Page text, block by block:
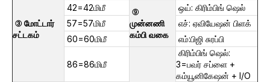
③ மோட்டார்
சட்டகம்
42=42மிமீ
⑨
முன்னணி
கம்பி வகை
ஒய்: கிரிம்பிங் ஷெல்
57=57மிமீ
எச்: ஏவியேஷன் பிளக்
60=60மிமீ
எம்:பிஜி சுரப்பி
86=86மிமீ
கிரிம்பிங் ஷெல்:
3=பவர் சப்ளை +
கம்யூனிகேஷன் + I/O